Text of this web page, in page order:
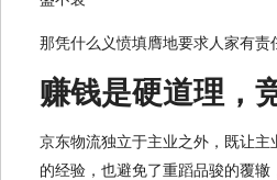
那凭什么义愤填膺地要求人家有责
赚钱是硬道理，
京东物流独立于主业之外，既让主
的经验，也避免了重蹈品骏的覆